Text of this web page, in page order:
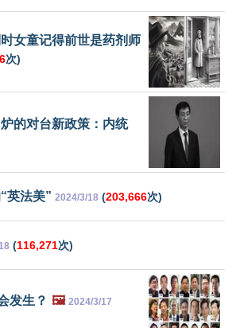
女童记得前世是药剂师
次)
的对台新政策：内统
英法美” 2024/3/18 (203,666次)
(116,271次)
发生？ 🖼️ 2024/3/17